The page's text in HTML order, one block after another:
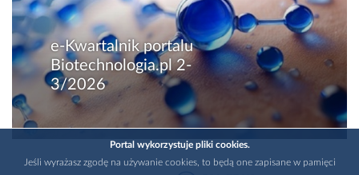
e-Kwartalnik portalu
Biotechnologia.pl 2-
3/2026
Portal wykorzystuje pliki cookies.
Jeśli wyrażasz zgodę na używanie cookies, to będą one zapisane w pamięci